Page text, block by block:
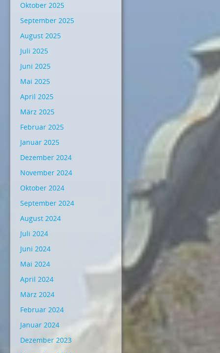
Oktober 2025
September 2025
August 2025
Juli 2025
Juni 2025
Mai 2025
April 2025
März 2025
Februar 2025
Januar 2025
Dezember 2024
November 2024
Oktober 2024
September 2024
August 2024
Juli 2024
Juni 2024
Mai 2024
April 2024
März 2024
Februar 2024
Januar 2024
Dezember 2023